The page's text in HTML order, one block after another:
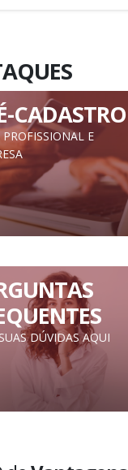
CADASTRO
PROFISSIONAL E
DÚVIDAS AQUI